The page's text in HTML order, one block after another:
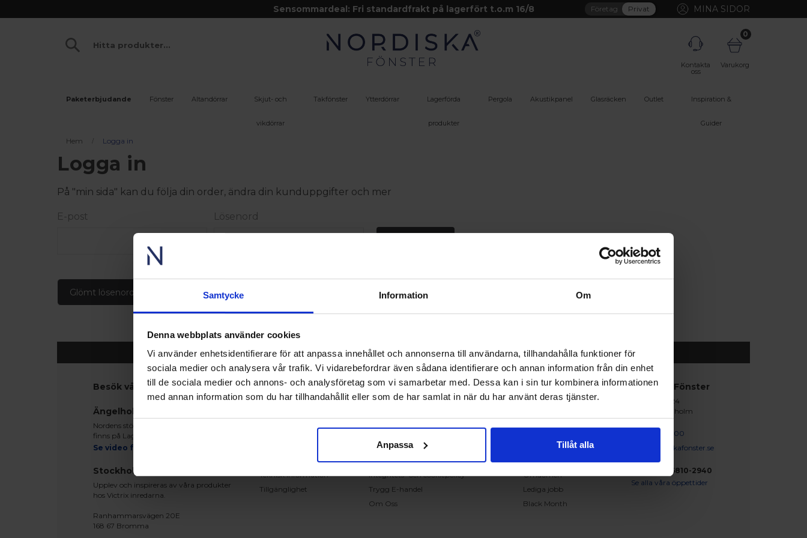
Samtycke Information Om
Denna webbplats använder cookies
Vi använder enhetsidentifierare för att anpassa innehållet och annonserna till användarna, tillhandahålla funktioner för
sociala medier och analysera vår trafik. Vi vidarebefordrar även sådana identifierare och annan information från din enhet
till de sociala medier och annons- och analysföretag som vi samarbetar med. Dessa kan i sin tur kombinera informationen
med annan information som du har tillhandahållit eller som de har samlat in när du har använt deras tjänster.
Anpassa Tillåt alla
Sensommardeal: Fri standardfrakt på lagerfört t.o.m 16/8 Företag Privat MINA SIDOR
Kontakta
oss
0
Varukorg
Paketerbjudande Fönster Altandörrar Skjut- och
vikdörrar
Takfönster Ytterdörrar Lagerförda
produkter
Pergola Akustikpanel Glasräcken Outlet Inspiration &
Guider
Hem Logga in
Logga in
På "min sida" kan du följa din order, ändra din kunduppgifter och mer
E-post Lösenord
Glömt lösenord Skapa konto
RING OSS PÅ 0431 - 37 14 00
Besök våra utställningar
Ängelholm
Nordens största fönsterutställning
finns på Lagegatan 24 i Ängelholm
Se video från vårt showroom
Stockholm
Upplev och inspireras av våra produkter
hos Victrix inredarna.
Ranhammarsvägen 20E
168 67 Bromma
Kundservice
Kontakta oss
Beställning och offert
Monteringsanvisningar
Teknisk information
Tillgänglighet
Handla på Nordiska Fönster
Köpvillkor
Om ditt köp
Betalnings & leveransvillkor
Ångerrätt & återbetalning
Garantier
Integritets- och cookiepolicy
Trygg E-handel
Om Oss
Snabblänkar
Monterat och klart
Inspiration
Vanliga frågor och svar
Återförsäljare
Omdömen
Lediga jobb
Black Month
Nordiska Fönster
Lagegatan 24
262 71 Ängelholm
0431 - 37 14 00
info@nordiskafonster.se
Org Nr: 556810-2940
Se alla våra öppettider